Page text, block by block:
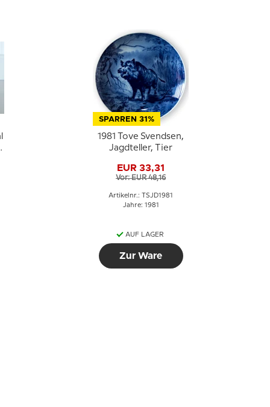
SPARREN 31%
1981 Tove Svendsen,
Jagdteller, Tier
EUR 33,31
Vor: EUR 48,16
Artikelnr.: TSJD1981
Jahre: 1981
AUF LAGER
Zur Ware